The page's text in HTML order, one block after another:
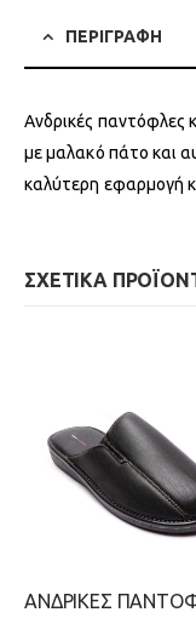
ΠΕΡΙΓΡΑΦΗ
Ανδρικές παντόφλες
με μαλακό πάτο και
καλύτερη εφαρμογή
ΣΧΕΤΙΚΑ